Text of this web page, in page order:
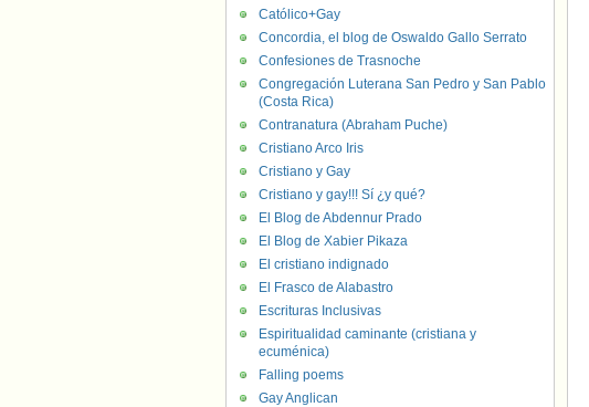
Católico+Gay
Concordia, el blog de Oswaldo Gallo Serrato
Confesiones de Trasnoche
Congregación Luterana San Pedro y San Pablo
(Costa Rica)
Contranatura (Abraham Puche)
Cristiano Arco Iris
Cristiano y Gay
Cristiano y gay!!! Sí ¿y qué?
El Blog de Abdennur Prado
El Blog de Xabier Pikaza
El cristiano indignado
El Frasco de Alabastro
Escrituras Inclusivas
Espiritualidad caminante (cristiana y
ecuménica)
Falling poems
Gay Anglican